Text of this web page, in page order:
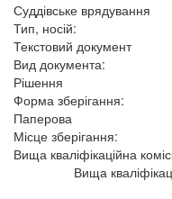
Суддівське врядування
Тип, носій:
Текстовий документ
Вид документа:
Рішення
Форма зберігання:
Паперова
Місце зберігання:
Вища кваліфікаційна
Вища